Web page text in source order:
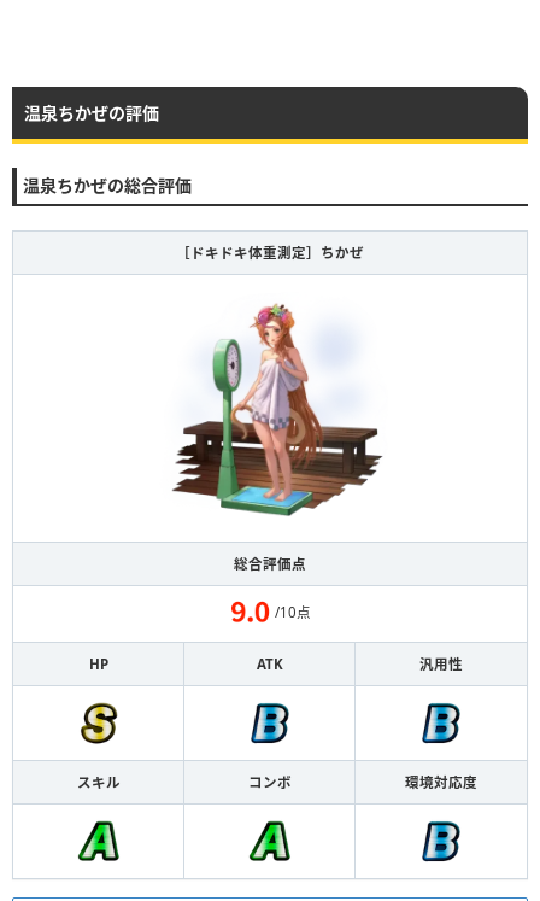
温泉ちかぜの評価
温泉ちかぜの総合評価
［ドキドキ体重測定］ちかぜ
総合評価点
/10点
HP ATK 汎用性
スキル コンボ 環境対応度